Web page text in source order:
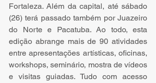
Fortaleza. Além da capital, até sábado
(26) terá passado também por Juazeiro
do Norte e Pacatuba. Ao todo, esta
edição abrange mais de 90 atividades
entre apresentações artísticas, oficinas,
workshops, seminário, mostra de vídeos
e visitas guiadas. Tudo com acesso